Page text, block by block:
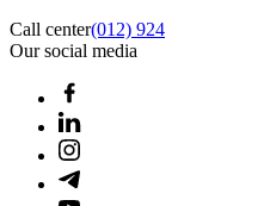
Call center(012) 924
Our social media